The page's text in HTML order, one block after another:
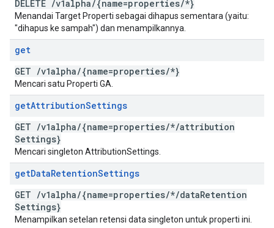
DELETE /v1alpha/{name=properties/*}
Menandai Target Properti sebagai dihapus sementara (yaitu:
"dihapus ke sampah") dan menampilkannya.
get
GET /v1alpha/{name=properties/*}
Mencari satu Properti GA.
getAttributionSettings
GET /v1alpha/{name=properties/*/attribution
Settings}
Mencari singleton AttributionSettings.
getDataRetentionSettings
GET /v1alpha/{name=properties/*/dataRetention
Settings}
Menampilkan setelan retensi data singleton untuk properti ini.